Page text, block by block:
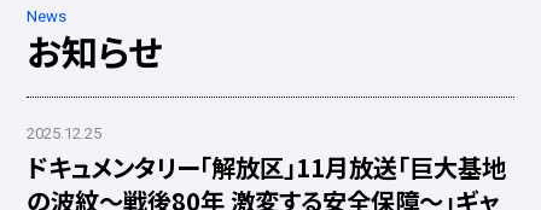
News
お知らせ
2025.12.25
ドキュメンタリー「解放区」11月放送「巨大基地
の波紋～戦後80年 激変する安全保障～」ギャ